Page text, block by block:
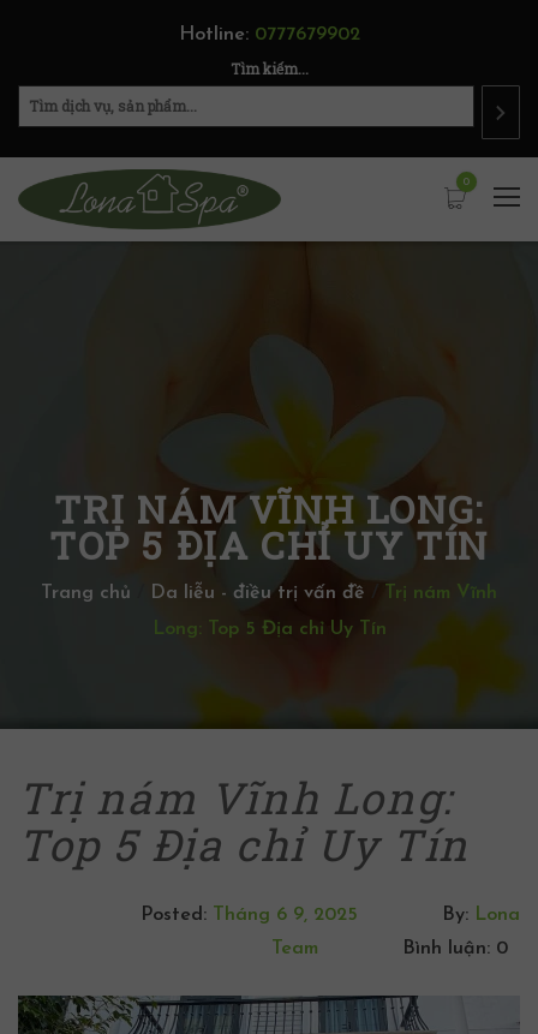
Hotline: 0777679902
Tìm kiếm...
0
TRỊ NÁM VĨNH LONG:
TOP 5 ĐỊA CHỈ UY TÍN
Trang chủ Da liễu - điều trị vấn đề
Trị nám Vĩnh
Long: Top 5 Địa chỉ Uy Tín
Trị nám Vĩnh Long:
Top 5 Địa chỉ Uy Tín
Posted: Tháng 6 9, 2025 By: Lona
Team
Bình luận: 0